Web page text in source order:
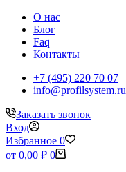
О нас
Блог
Faq
Контакты
+7 (495) 220 70 07
info@profilsystem.ru
Заказать звонок
Вход
Избранное 0
Корзина
от 0,00 ₽ 0